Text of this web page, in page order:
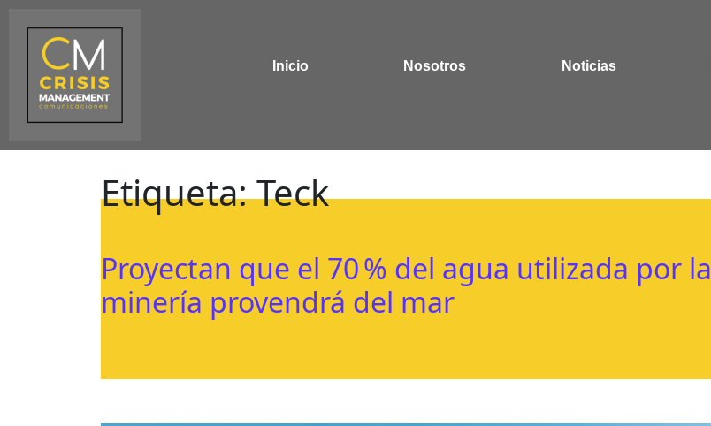
Inicio Nosotros Noticias
Etiqueta:Teck
Proyectan que el 70 % del agua utilizada por la
minería provendrá del mar